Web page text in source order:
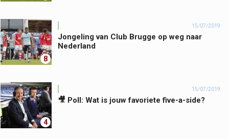
8
15/07/2019
Jongeling van Club Brugge op weg naar
Nederland
4
15/07/2019
🎥 Poll: Wat is jouw favoriete five-a-side?